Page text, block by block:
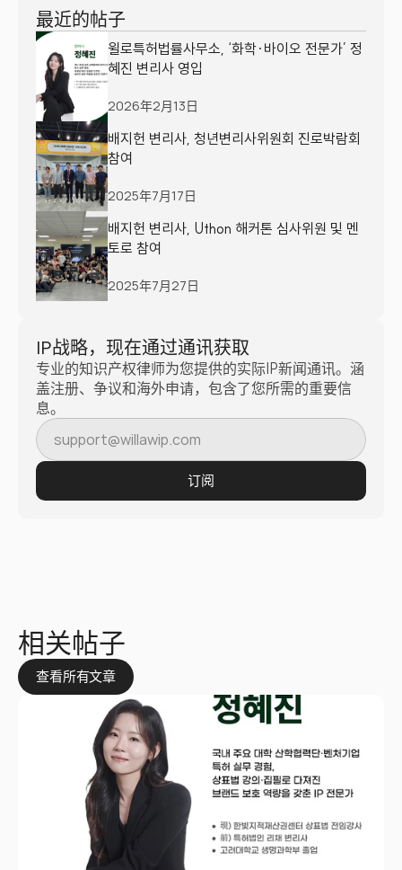
最近的帖子
윌로특허법률사무소, ‘화학·바이오 전문가’ 정
혜진 변리사 영입
2026年2月13日
배지헌 변리사, 청년변리사위원회 진로박람회
참여
2025年7月17日
배지헌 변리사, Uthon 해커톤 심사위원 및 멘
토로 참여
2025年7月27日
IP战略，现在通过通讯获取
专业的知识产权律师为您提供的实际IP新闻通讯。涵
盖注册、争议和海外申请，包含了您所需的重要信
息。
订阅
相关帖子
查看所有文章